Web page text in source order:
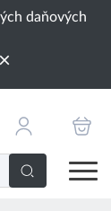
daňových
×